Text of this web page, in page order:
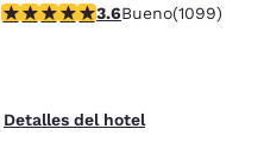
Se aceptan mascotas
calificación de 3.6 estrellas.
3.6Bueno(1099)
Detalles del hotel